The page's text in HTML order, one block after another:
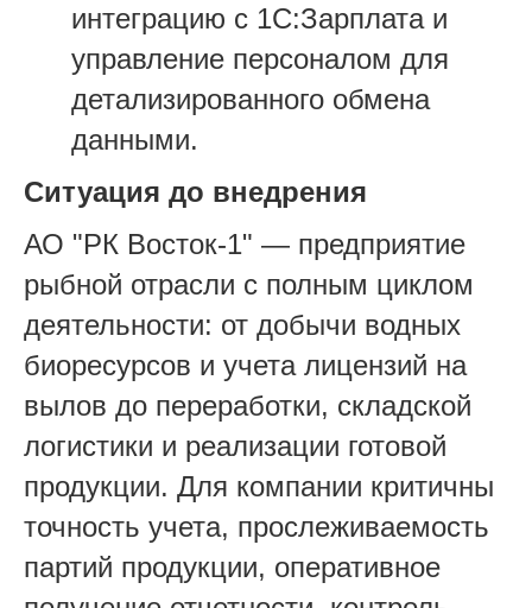
интеграцию с 1С:Зарплата и
управление персоналом для
детализированного обмена
данными.
Ситуация до внедрения
АО "РК Восток-1" — предприятие
рыбной отрасли с полным циклом
деятельности: от добычи водных
биоресурсов и учета лицензий на
вылов до переработки, складской
логистики и реализации готовой
продукции. Для компании критичны
точность учета, прослеживаемость
партий продукции, оперативное